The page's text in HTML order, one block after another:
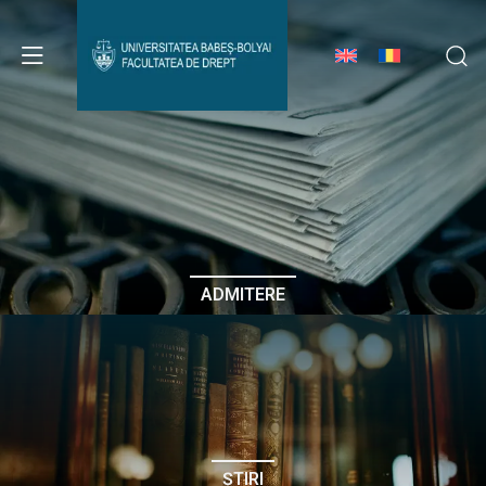
Avizier Studenți
Studii
Admitere
Erasmus & Internațional
Despre Facultate
ADMITERE
ȘTIRI